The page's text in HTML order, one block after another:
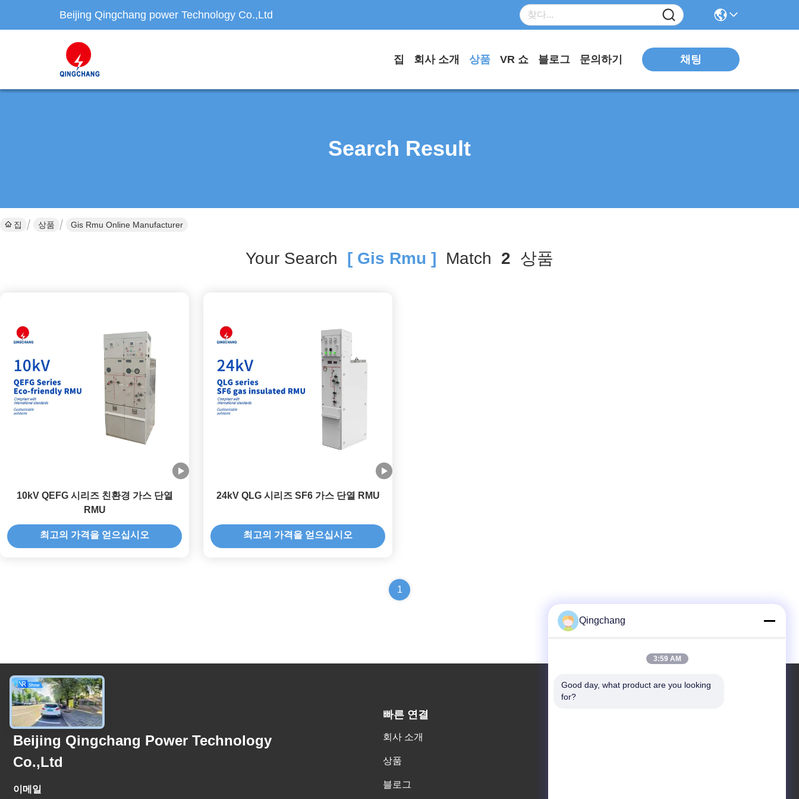
Beijing Qingchang power Technology Co.,Ltd
집 회사 소개 상품 VR 쇼 블로그 문의하기 채팅
Search Result
집 상품 Gis Rmu Online Manufacturer
Your Search [ Gis Rmu ] Match 2 상품
10kV QEFG 시리즈 친환경 가스 단열
RMU
최고의 가격을 얻으십시오
24kV QLG 시리즈 SF6 가스 단열 RMU
최고의 가격을 얻으십시오
1
문의하기
Beijing Qingchang Power Technology
Co.,Ltd
이메일
빠른 연결
회사 소개
상품
블로그
Qingchang
3:59 AM
Good day, what product are you looking
for?